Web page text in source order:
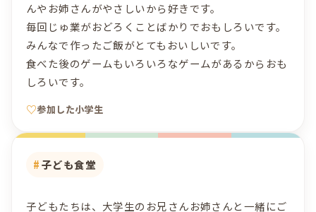
んやお姉さんがやさしいから好きです。
毎回じゅ業がおどろくことばかりでおもしろいです。
みんなで作ったご飯がとてもおいしいです。
食べた後のゲームもいろいろなゲームがあるからおも
しろいです。
参加した小学生
子ども食堂
子どもたちは、大学生のお兄さんお姉さんと一緒にご